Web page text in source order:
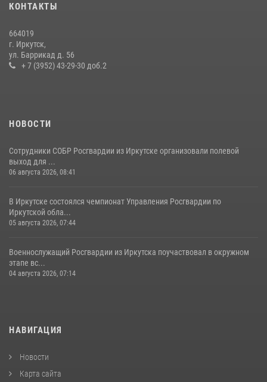
пенсионерку, страдающую потерей памяти
В Иркутске сотрудники вневедомственной охраны Росгвардии
приняли участие в благотворительной акции
КОНТАКТЫ
664019
г. Иркутск,
ул. Баррикад д. 56
+ 7 (3952) 43-29-30 доб.2
НОВОСТИ
Сотрудники СОБР Росгвардии из Иркутске организовали полевой
выход для ...
06 августа 2026, 08:41
В Иркутске состоялся чемпионат Управления Росгвардии по
Иркутской обла...
05 августа 2026, 07:44
Военнослужащий Росгвардии из Иркутска поучаствовал в окружном
этапе вс...
04 августа 2026, 07:14
НАВИГАЦИЯ
Новости
Карта сайта